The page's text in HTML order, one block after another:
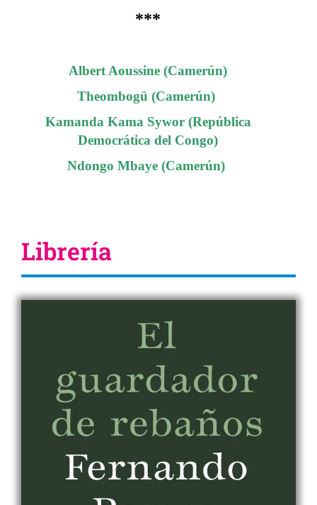
***
Albert Aoussine (Camerún)
Theombogü (Camerún)
Kamanda Kama Sywor (República
Democrática del Congo)
Ndongo Mbaye (Camerún)
Librería